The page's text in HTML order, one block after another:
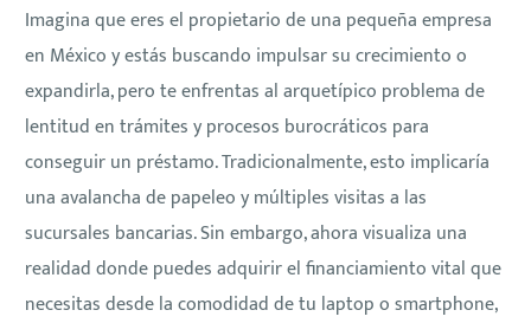
Imagina que eres el propietario de una pequeña empresa
en México y estás buscando impulsar su crecimiento o
expandirla, pero te enfrentas al arquetípico problema de
lentitud en trámites y procesos burocráticos para
conseguir un préstamo. Tradicionalmente, esto implicaría
una avalancha de papeleo y múltiples visitas a las
sucursales bancarias. Sin embargo, ahora visualiza una
realidad donde puedes adquirir el financiamiento vital que
necesitas desde la comodidad de tu laptop o smartphone,